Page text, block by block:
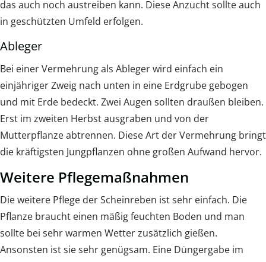
das auch noch austreiben kann. Diese Anzucht sollte auch
in geschützten Umfeld erfolgen.
Ableger
Bei einer Vermehrung als Ableger wird einfach ein
einjähriger Zweig nach unten in eine Erdgrube gebogen
und mit Erde bedeckt. Zwei Augen sollten draußen bleiben.
Erst im zweiten Herbst ausgraben und von der
Mutterpflanze abtrennen. Diese Art der Vermehrung bringt
die kräftigsten Jungpflanzen ohne großen Aufwand hervor.
Weitere Pflegemaßnahmen
Die weitere Pflege der Scheinreben ist sehr einfach. Die
Pflanze braucht einen mäßig feuchten Boden und man
sollte bei sehr warmen Wetter zusätzlich gießen.
Ansonsten ist sie sehr genügsam. Eine Düngergabe im